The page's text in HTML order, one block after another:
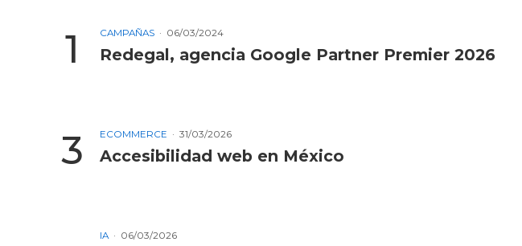
CAMPAÑAS 06/03/2024
Redegal, agencia Google Partner Premier 2026
ECOMMERCE 31/03/2026
Accesibilidad web en México
IA 06/03/2026